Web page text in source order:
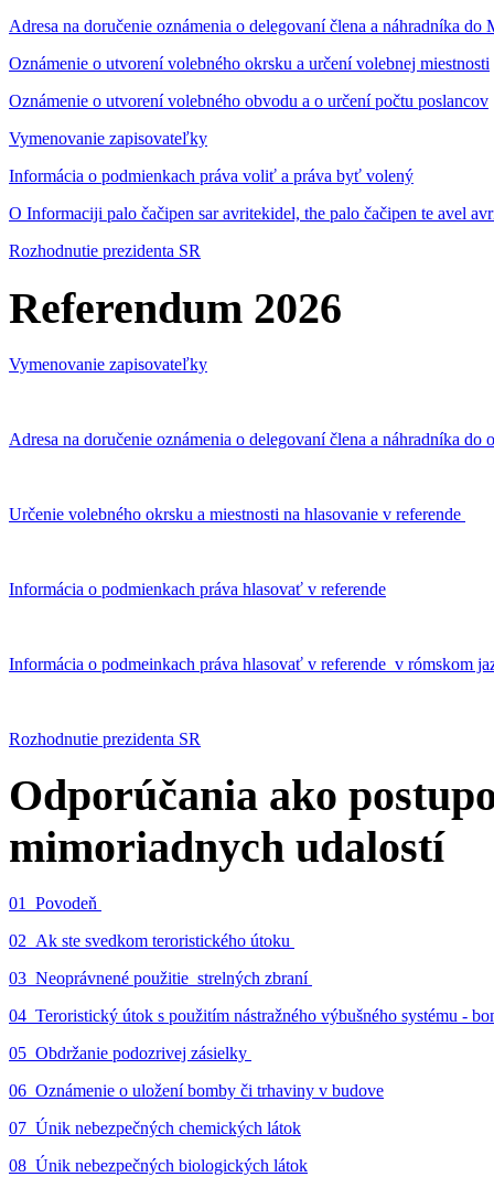
Adresa na doručenie oznámenia o delegovaní člena a náhradníka
Oznámenie o utvorení volebného okrsku a určení volebnej miestnosti
Oznámenie o utvorení volebného obvodu a o určení počtu poslancov
Vymenovanie zapisovateľky
Informácia o podmienkach práva voliť a práva byť volený
O Informaciji palo čačipen sar avritekidel, the palo čačipen te avel
Rozhodnutie prezidenta SR
Referendum 2026
Vymenovanie zapisovateľky
Adresa na doručenie oznámenia o delegovaní člena a náhradníka
Určenie volebného okrsku a miestnosti na hlasovanie v referende
Informácia o podmienkach práva hlasovať v referende
Informácia o podmeinkach práva hlasovať v referende v rómskom
Rozhodnutie prezidenta SR
Odporúčania ako
mimoriadnych udalostí
01_Povodeň
02_Ak ste svedkom teroristického útoku
03_Neoprávnené použitie strelných zbraní
04_Teroristický útok s použitím nástražného výbušného systému -
05_Obdržanie podozrivej zásielky
06_Oznámenie o uložení bomby či trhaviny v budove
07_Únik nebezpečných chemických látok
08_Únik nebezpečných biologických látok